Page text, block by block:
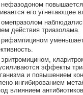
повышается
его угнетающее
действия триазолама.
эффекты
и повышением
ингибированием
влиянием